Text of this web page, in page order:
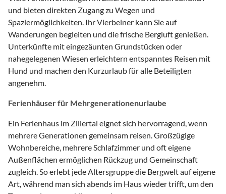
und bieten direkten Zugang zu Wegen und
Spaziermöglichkeiten. Ihr Vierbeiner kann Sie auf
Wanderungen begleiten und die frische Bergluft genießen.
Unterkünfte mit eingezäunten Grundstücken oder
nahegelegenen Wiesen erleichtern entspanntes Reisen mit
Hund und machen den Kurzurlaub für alle Beteiligten
angenehm.
Ferienhäuser für Mehrgenerationenurlaube
Ein Ferienhaus im Zillertal eignet sich hervorragend, wenn
mehrere Generationen gemeinsam reisen. Großzügige
Wohnbereiche, mehrere Schlafzimmer und oft eigene
Außenflächen ermöglichen Rückzug und Gemeinschaft
zugleich. So erlebt jede Altersgruppe die Bergwelt auf eigene
Art, während man sich abends im Haus wieder trifft, um den